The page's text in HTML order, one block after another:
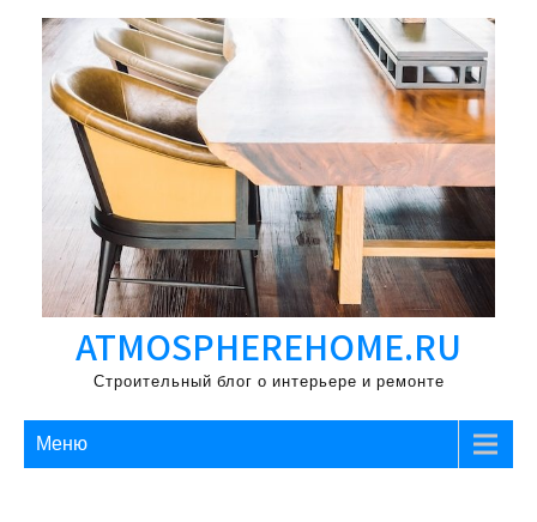
Перейти
содержимому
ATMOSPHEREHOME.RU
Строительный блог о интерьере и ремонте
Меню